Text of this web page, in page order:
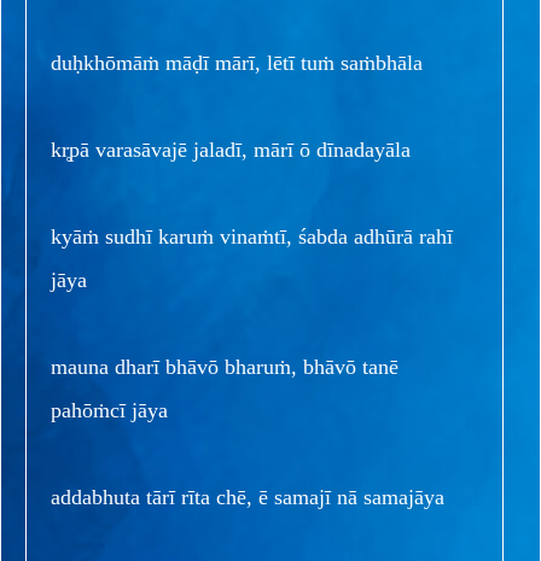
duḥkhōmāṁ māḍī mārī, lētī tuṁ saṁbhāla
kr̥pā varasāvajē jaladī, mārī ō dīnadayāla
kyāṁ sudhī karuṁ vinaṁtī, śabda adhūrā rahī
jāya
mauna dharī bhāvō bharuṁ, bhāvō tanē
pahōṁcī jāya
addabhuta tārī rīta chē, ē samajī nā samajāya